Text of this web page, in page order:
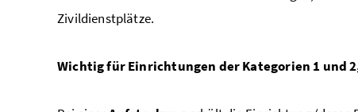
Zivildienstplätze.
Wichtig für Einrichtungen der Kategorien 1 und